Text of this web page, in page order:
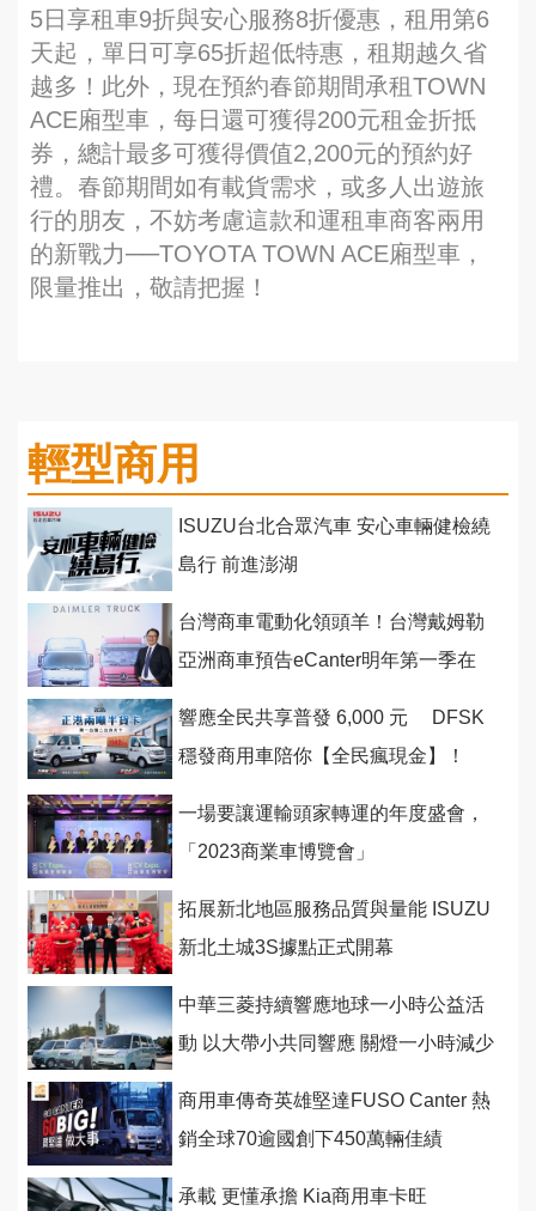
5日享租車9折與安心服務8折優惠，租用第6
天起，單日可享65折超低特惠，租期越久省
越多！此外，現在預約春節期間承租TOWN
ACE廂型車，每日還可獲得200元租金折抵
券，總計最多可獲得價值2,200元的預約好
禮。春節期間如有載貨需求，或多人出遊旅
行的朋友，不妨考慮這款和運租車商客兩用
的新戰力──TOYOTA TOWN ACE廂型車，
限量推出，敬請把握！
輕型商用
ISUZU台北合眾汽車 安心車輛健檢繞
島行 前進澎湖
台灣商車電動化領頭羊！台灣戴姆勒
亞洲商車預告eCanter明年第一季在
響應全民共享普發 6,000 元 DFSK
穩發商用車陪你【全民瘋現金】！
一場要讓運輸頭家轉運的年度盛會，
「2023商業車博覽會」
拓展新北地區服務品質與量能 ISUZU
新北土城3S據點正式開幕
中華三菱持續響應地球一小時公益活
動 以大帶小共同響應 關燈一小時減少
商用車傳奇英雄堅達FUSO Canter 熱
銷全球70逾國創下450萬輛佳績
承載 更懂承擔 Kia商用車卡旺